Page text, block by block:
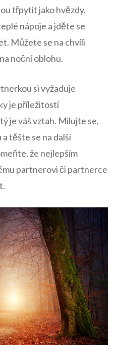
třpytit​ jako hvězdy.
nápoje a jděte ⁢se⁣
Můžete se ⁤na chvíli
noční oblohu.
si vyžaduje
je příležitostí
je váš vztah. Milujte‌ se,
těšte se⁣ na další
že nejlepším
partnerovi či ⁣partnerce